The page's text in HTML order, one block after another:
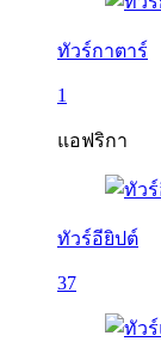
ทัวร์กาตาร์
1
แอฟริกา
ทัวร์อียิปต์
37